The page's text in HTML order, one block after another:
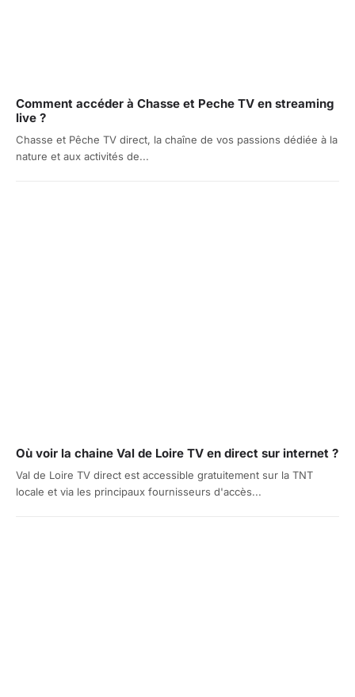
Comment accéder à Chasse et Peche TV en streaming
live ?
Chasse et Pêche TV direct, la chaîne de vos passions dédiée à la
nature et aux activités de...
Où voir la chaine Val de Loire TV en direct sur internet ?
Val de Loire TV direct est accessible gratuitement sur la TNT
locale et via les principaux fournisseurs d'accès...